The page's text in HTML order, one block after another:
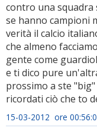
contro una squadra
se hanno campioni
verità il calcio
che almeno
gente come
e ti dico pure
prossimo a ste
ricordati ciò che to
15-03-2012 ore